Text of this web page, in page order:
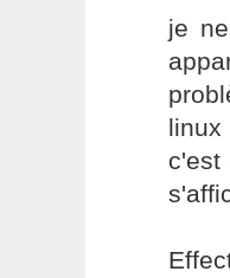
je
linux
c'est